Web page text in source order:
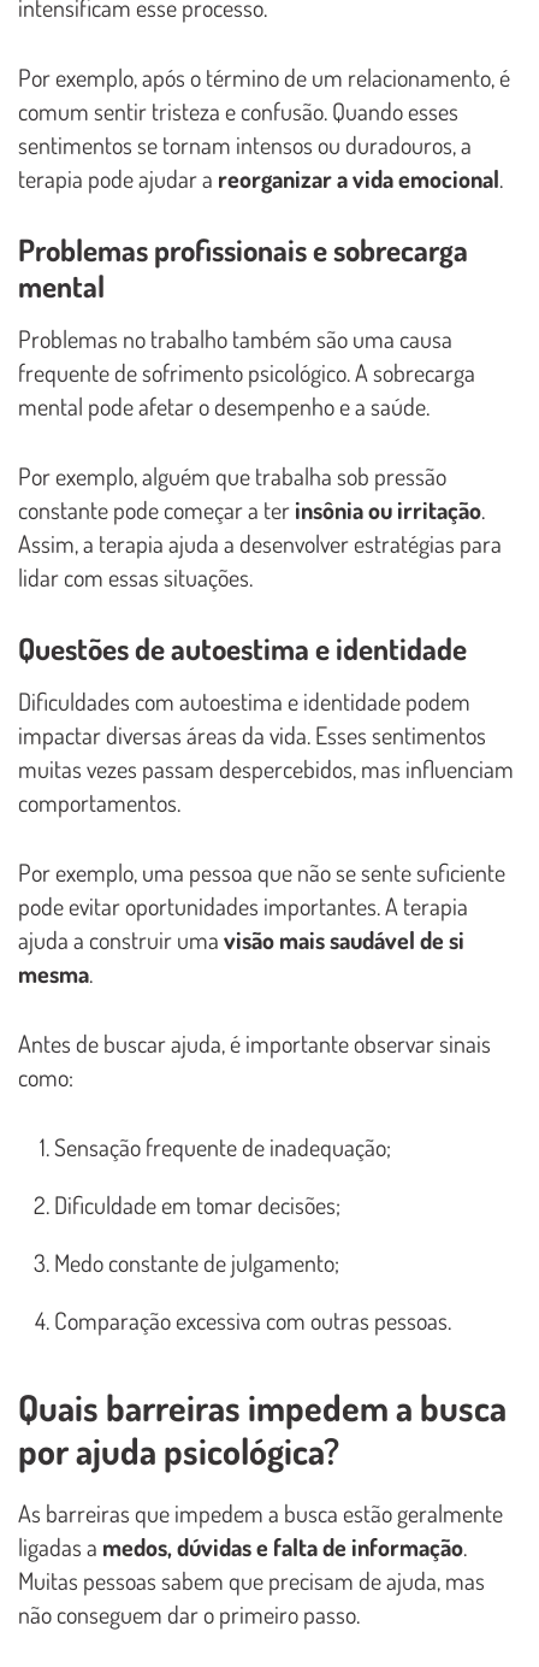
intensificam esse processo.
Por exemplo, após o término de um relacionamento, é
comum sentir tristeza e confusão. Quando esses
sentimentos se tornam intensos ou duradouros, a
terapia pode ajudar a reorganizar a vida emocional.
Problemas profissionais e sobrecarga
mental
Problemas no trabalho também são uma causa
frequente de sofrimento psicológico. A sobrecarga
mental pode afetar o desempenho e a saúde.
Por exemplo, alguém que trabalha sob pressão
constante pode começar a terinsônia ou irritação.
Assim, a terapia ajuda a desenvolver estratégias para
lidar com essas situações.
Questões de autoestima e identidade
Dificuldades com autoestima e identidade podem
impactar diversas áreas da vida. Esses sentimentos
muitas vezes passam despercebidos, mas influenciam
comportamentos.
Por exemplo, uma pessoa que não se sente suficiente
pode evitar oportunidades importantes. A terapia
ajuda a construir umavisão mais saudável de si
mesma.
Antes de buscar ajuda, é importante observar sinais
como:
Sensação frequente de inadequação;
Dificuldade em tomar decisões;
Medo constante de julgamento;
Comparação excessiva com outras pessoas.
Quais barreiras impedem a busca
por ajuda psicológica?
As barreiras que impedem a busca estão geralmente
ligadas a medos, dúvidas e falta de informação.
Muitas pessoas sabem que precisam de ajuda, mas
não conseguem dar o primeiro passo.